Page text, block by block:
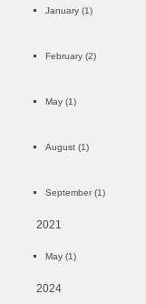
January (1)
February (2)
May (1)
August (1)
September (1)
2021
May (1)
2024